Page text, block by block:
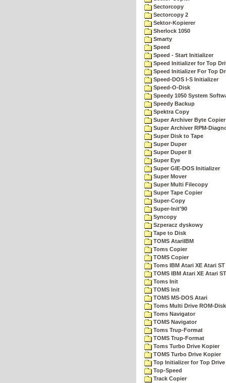
Sectorcopy
Sectorcopy 2
Sektor-Kopierer
Sherlock 1050
Smarty
Speed
Speed - Start Initializer
Speed Initializer for Top
Speed Initializer For Top
Speed-DOS I-S Initializer
Speed-O-Disk
Speedy 1050 System
Speedy Backup
Spektra Copy
Super Archiver Byte Copier
Super Archiver RPM-
Super Disk to Tape
Super Duper
Super Duper II
Super Eye
Super GIE-DOS Initializer
Super Mover
Super Multi Filecopy
Super Tape Copier
Super-Copy
Super-Init'90
Syncopy
Szperacz dyskowy
Tape to Disk
TOMS AtariIBM
Toms Copier
TOMS Copier
Toms IBM Atari XE Atari ST
TOMS IBM Atari XE Atari ST
Toms Init
TOMS Init
TOMS MS-DOS Atari
Toms Multi Drive ROM-
Toms Navigator
TOMS Navigator
Toms Trup-Format
TOMS Trup-Format
Toms Turbo Drive Kopier
TOMS Turbo Drive Kopier
Top Initializer for Top Drive
Top-Speed
Track Copier